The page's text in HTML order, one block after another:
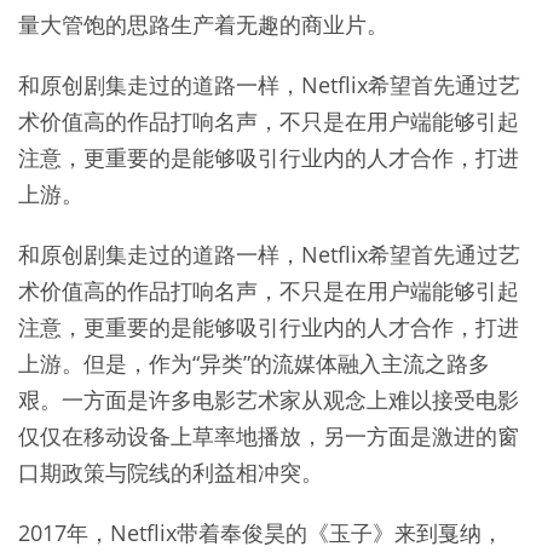
量大管饱的思路生产着无趣的商业片。
和原创剧集走过的道路一样，Netflix希望首先通过艺
术价值高的作品打响名声，不只是在用户端能够引起
注意，更重要的是能够吸引行业内的人才合作，打进
上游。
和原创剧集走过的道路一样，Netflix希望首先通过艺
术价值高的作品打响名声，不只是在用户端能够引起
注意，更重要的是能够吸引行业内的人才合作，打进
上游。但是，作为“异类”的流媒体融入主流之路多
艰。一方面是许多电影艺术家从观念上难以接受电影
仅仅在移动设备上草率地播放，另一方面是激进的窗
口期政策与院线的利益相冲突。
2017年，Netflix带着奉俊昊的《玉子》来到戛纳，